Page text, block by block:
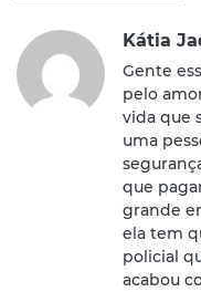
Kátia
Gente
pelo
vida que
uma
que
grande
ela tem
policial
acabou